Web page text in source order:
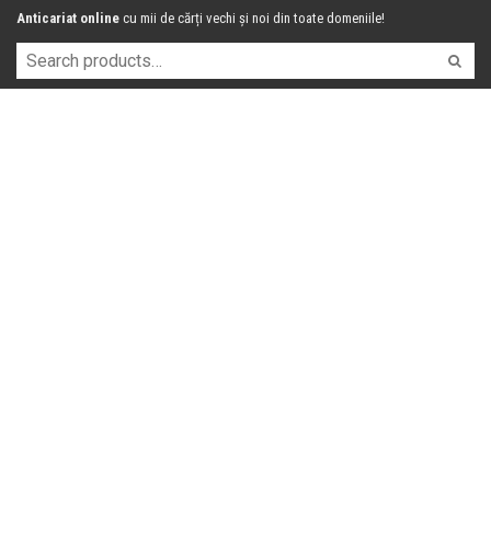
Anticariat online cu mii de cărți vechi și noi din toate domeniile!